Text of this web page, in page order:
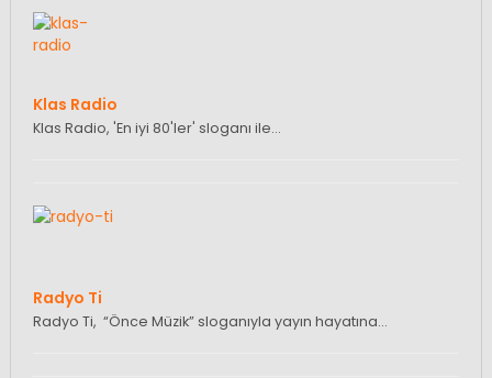
Klas Radio
Klas Radio, 'En iyi 80'ler' sloganı ile…
Radyo Ti
Radyo Ti, “Önce Müzik” sloganıyla yayın hayatına…